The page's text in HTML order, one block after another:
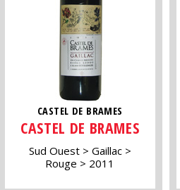
CASTEL DE BRAMES
CASTEL DE BRAMES
Sud Ouest
Gaillac
Rouge
2011